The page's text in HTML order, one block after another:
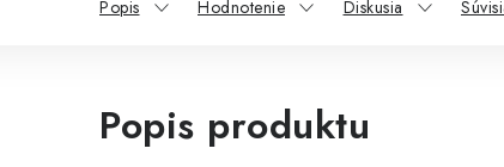
Popis Hodnotenie Diskusia
Popis produktu